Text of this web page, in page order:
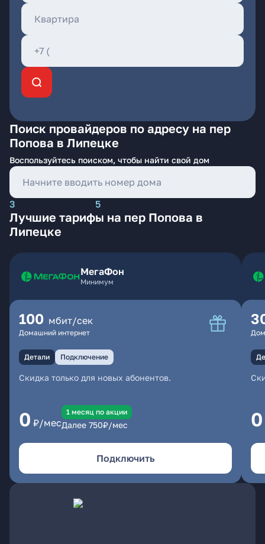
Поиск провайдеров по адресу на пер
Попова в Липецке
Воспользуйтесь поиском, чтобы найти свой дом
3 5
Лучшие тарифы на пер Попова в
Липецке
МегаФон
Минимум
100 мбит/сек
Домашний интернет
Детали Подключение
Скидка только для новых абонентов.
0 ₽/мес
1 месяц по акции
Далее 750₽/мес
Подключить
0